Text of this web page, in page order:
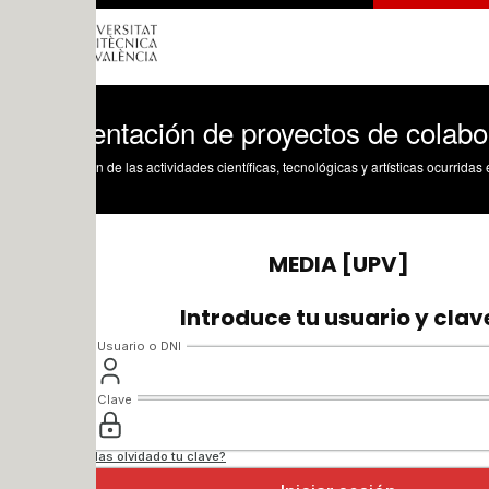
de proyectos de colaboración
de las actividades científicas, tecnológicas y artísticas ocurridas en los tres